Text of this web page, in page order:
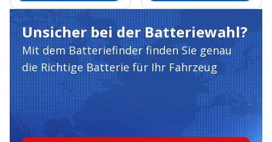
Unsicher bei der Batteriewahl?
Mit dem Batteriefinder finden Sie genau
die Richtige Batterie für Ihr Fahrzeug